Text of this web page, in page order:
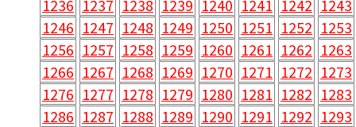
1236 1237 1238 1239 1240 1241 1242 1243
1246 1247 1248 1249 1250 1251 1252 1253
1256 1257 1258 1259 1260 1261 1262 1263
1266 1267 1268 1269 1270 1271 1272 1273
1276 1277 1278 1279 1280 1281 1282 1283
1286 1287 1288 1289 1290 1291 1292 1293